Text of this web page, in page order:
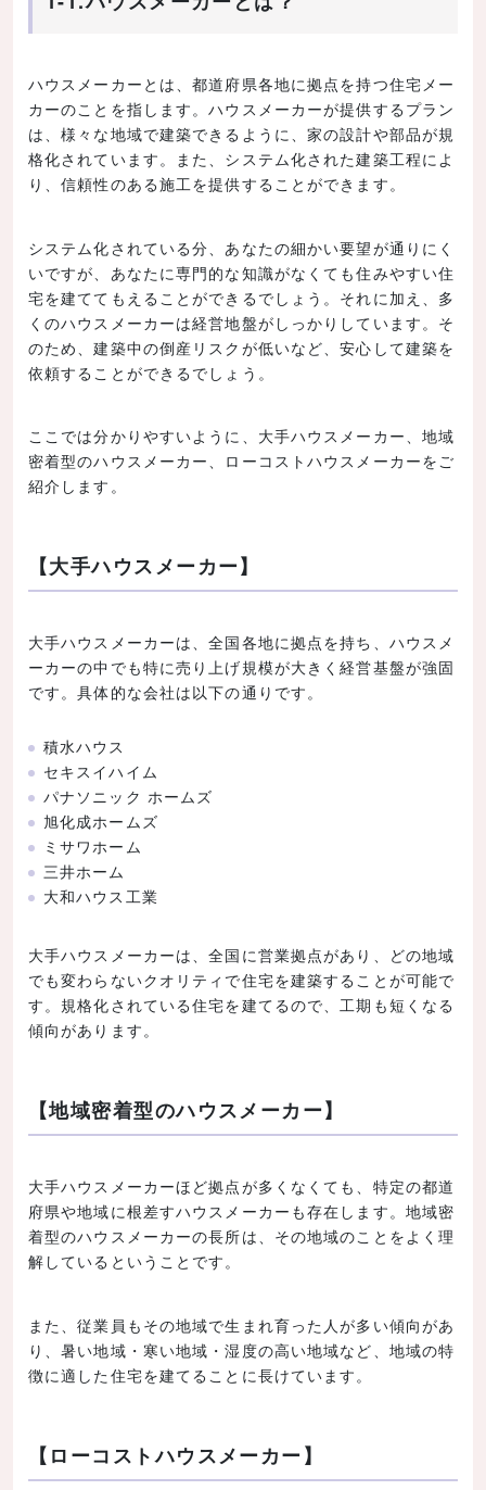
ハウスメーカーとは、都道府県各地に拠点を持つ住宅メー
カーのことを指します。ハウスメーカーが提供するプラン
は、様々な地域で建築できるように、家の設計や部品が規
格化されています。また、システム化された建築工程によ
り、信頼性のある施工を提供することができます。
システム化されている分、あなたの細かい要望が通りにく
いですが、あなたに専門的な知識がなくても住みやすい住
宅を建ててもえることができるでしょう。それに加え、多
くのハウスメーカーは経営地盤がしっかりしています。そ
のため、建築中の倒産リスクが低いなど、安心して建築を
依頼することができるでしょう。
ここでは分かりやすいように、大手ハウスメーカー、地域
密着型のハウスメーカー、ローコストハウスメーカーをご
紹介します。
【大手ハウスメーカー】
大手ハウスメーカーは、全国各地に拠点を持ち、ハウスメ
ーカーの中でも特に売り上げ規模が大きく経営基盤が強固
です。具体的な会社は以下の通りです。
積水ハウス
セキスイハイム
パナソニック ホームズ
旭化成ホームズ
ミサワホーム
三井ホーム
大和ハウス工業
大手ハウスメーカーは、全国に営業拠点があり、どの地域
でも変わらないクオリティで住宅を建築することが可能で
す。規格化されている住宅を建てるので、工期も短くなる
傾向があります。
【地域密着型のハウスメーカー】
大手ハウスメーカーほど拠点が多くなくても、特定の都道
府県や地域に根差すハウスメーカーも存在します。地域密
着型のハウスメーカーの長所は、その地域のことをよく理
解しているということです。
また、従業員もその地域で生まれ育った人が多い傾向があ
り、暑い地域・寒い地域・湿度の高い地域など、地域の特
徴に適した住宅を建てることに長けています。
【ローコストハウスメーカー】